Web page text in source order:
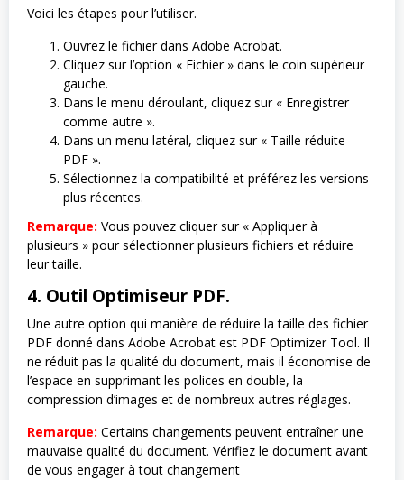
Voici les étapes pour l’utiliser.
Ouvrez le fichier dans Adobe Acrobat.
Cliquez sur l’option « Fichier » dans le coin supérieur
gauche.
Dans le menu déroulant, cliquez sur « Enregistrer
comme autre ».
Dans un menu latéral, cliquez sur « Taille réduite
PDF ».
Sélectionnez la compatibilité et préférez les versions
plus récentes.
Remarque: Vous pouvez cliquer sur « Appliquer à
plusieurs » pour sélectionner plusieurs fichiers et réduire
leur taille.
4. Outil Optimiseur PDF.
Une autre option qui manière de réduire la taille des fichier
PDF donné dans Adobe Acrobat est PDF Optimizer Tool. Il
ne réduit pas la qualité du document, mais il économise de
l’espace en supprimant les polices en double, la
compression d’images et de nombreux autres réglages.
Remarque: Certains changements peuvent entraîner une
mauvaise qualité du document. Vérifiez le document avant
de vous engager à tout changement